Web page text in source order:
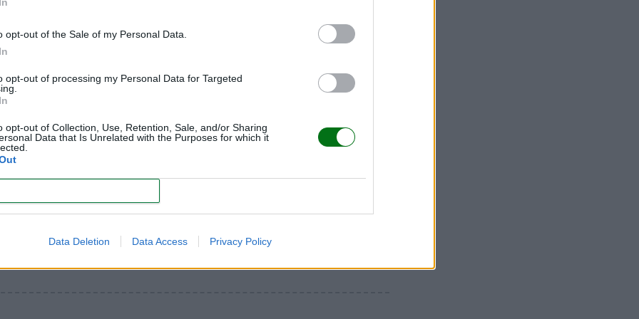
opt-out of the Sale of my Personal Data.
opt-out of processing my Personal Data for Targeted
opt-out of Collection, Use, Retention, Sale, and/or Sharing
Data that Is Unrelated with the Purposes for which it
Data Deletion Data Access Privacy Policy
la pareja debe haber mantenido durante, al menos, un año
es aconsejable consultar con especialistas cada caso.
frecuentes)
en maternidad, infancia y crianza